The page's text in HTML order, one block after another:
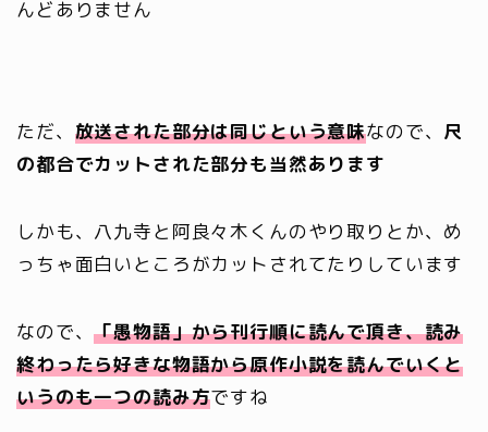
んどありません
ただ、 放送された部分は同じという意味なので、 尺
の都合でカットされた部分も当然あります
しかも、八九寺と阿良々木くんのやり取りとか、め
っちゃ面白いところがカットされてたりしています
なので、「愚物語」から刊行順に読んで頂き、読み
終わったら好きな物語から原作小説を読んでいくと
いうのも一つの読み方ですね